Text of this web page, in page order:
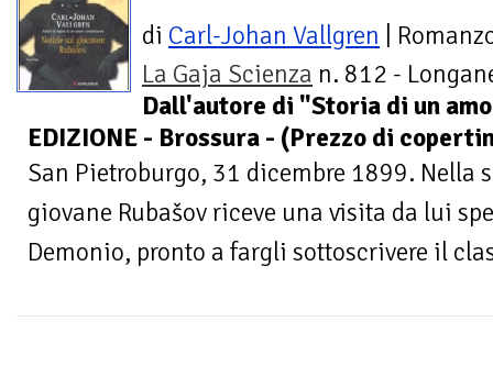
di Carl-Johan Vallgren |
La Gaja Scienza n. 812 -
Dall'autore di "Storia di un
EDIZIONE - Brossura - (Prezzo di
San Pietroburgo, 31 dicembre 1899. Nella
giovane Rubašov riceve una visita da lui
Demonio, pronto a fargli sottoscrivere il